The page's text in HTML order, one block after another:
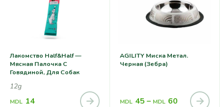
Лакомство Half&Half —
Мясная Палочка С
Говядиной, Для Собак
12g
MDL 14
AGILITY Миска Метал.
Черная (зебра)
MDL 45 – MDL 60